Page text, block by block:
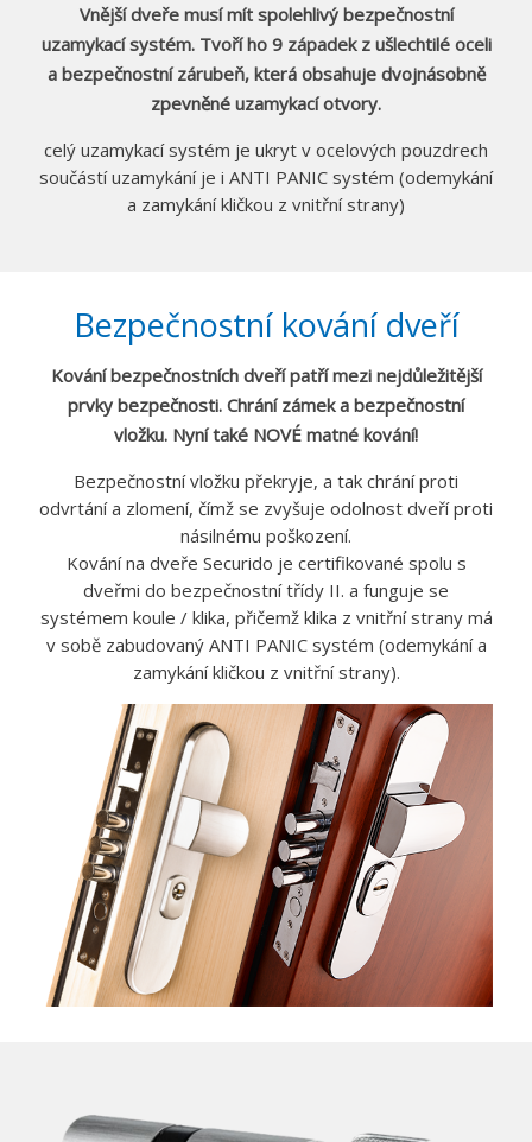
Vnější dveře musí mít spolehlivý bezpečnostní
uzamykací systém. Tvoří ho 9 západek z ušlechtilé oceli
a bezpečnostní zárubeň, která obsahuje dvojnásobně
zpevněné uzamykací otvory.
celý uzamykací systém je ukryt v ocelových pouzdrech
součástí uzamykání je i ANTI PANIC systém (odemykání
a zamykání kličkou z vnitřní strany)
Bezpečnostní kování dveří
Kování bezpečnostních dveří patří mezi nejdůležitější
prvky bezpečnosti. Chrání zámek a bezpečnostní
vložku. Nyní také NOVÉ matné kování!
Bezpečnostní vložku překryje, a tak chrání proti
odvrtání a zlomení, čímž se zvyšuje odolnost dveří proti
násilnému poškození.
Kování na dveře Securido je certifikované spolu s
dveřmi do bezpečnostní třídy II. a funguje se
systémem koule / klika, přičemž klika z vnitřní strany má
v sobě zabudovaný ANTI PANIC systém (odemykání a
zamykání kličkou z vnitřní strany).